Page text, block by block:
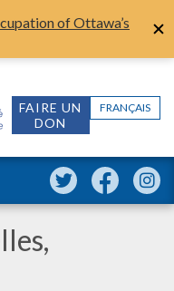
of Ottawa’s
FRANÇAIS
FAIRE UN
DON